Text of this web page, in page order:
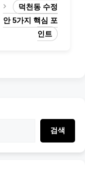
덕천동 수정
안 5가지 핵심 포
인트
검색